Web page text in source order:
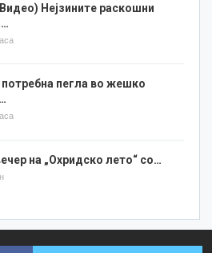
Нејзините раскошни
потребна пегла во жешко
на „Охридско лето“ со…